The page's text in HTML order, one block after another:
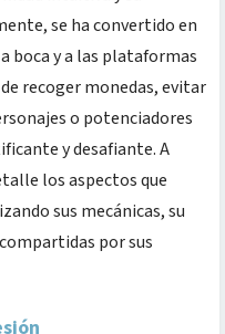
se ha convertido en
boca y a las plataformas
recoger monedas, evitar
o potenciadores
y desafiante. A
los aspectos que
sus mecánicas, su
por sus